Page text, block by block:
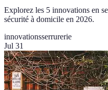
Explorez les 5 innovations en
sécurité à domicile en 2026.
innovationsserrurerie
Jul 31